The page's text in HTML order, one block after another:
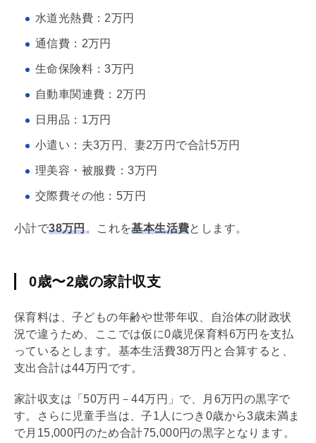
水道光熱費：2万円
通信費：2万円
生命保険料：3万円
自動車関連費：2万円
日用品：1万円
小遣い：夫3万円、妻2万円で合計5万円
理美容・被服費：3万円
交際費その他：5万円
小計で38万円。これを基本生活費とします。
0歳〜2歳の家計収支
保育料は、子どもの年齢や世帯年収、自治体の財政状
況で違うため、ここでは仮に0歳児保育料6万円を支払
っているとします。基本生活費38万円と合算すると、
支出合計は44万円です。
家計収支は「50万円－44万円」で、月6万円の黒字で
す。さらに児童手当は、子1人につき0歳から3歳未満ま
で月15,000円のため合計75,000円の黒字となります。